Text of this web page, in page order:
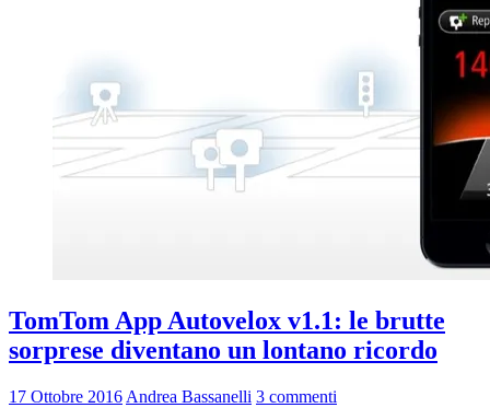
TomTom App Autovelox v1.1: le brutte
sorprese diventano un lontano ricordo
17 Ottobre 2016 Andrea Bassanelli 3 commenti